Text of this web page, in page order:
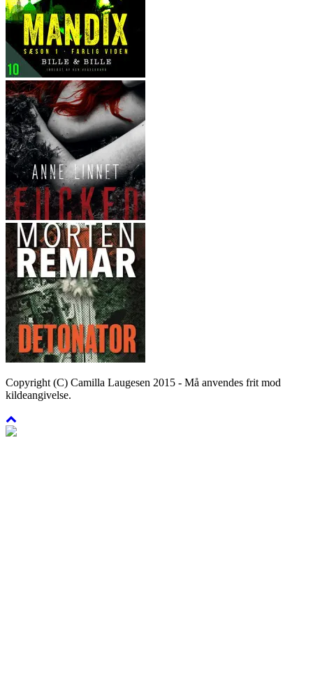
Copyright (C) Camilla Laugesen 2015 - Må anvendes frit mod
kildeangivelse.